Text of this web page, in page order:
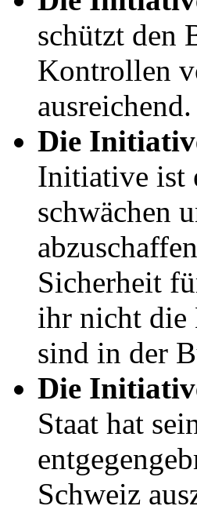
schützt den
Kontrollen
Die
Initiative ist
schwächen
Sicherheit
ihr nicht die
sind in der
Die
Staat hat
Schweiz